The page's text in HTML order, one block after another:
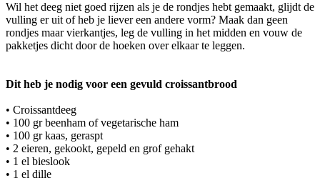
Wil het deeg niet goed rijzen als je de rondjes hebt gemaakt, glijdt de
vulling er uit of heb je liever een andere vorm? Maak dan geen
rondjes maar vierkantjes, leg de vulling in het midden en vouw de
pakketjes dicht door de hoeken over elkaar te leggen.
Dit heb je nodig voor een gevuld croissantbrood
• Croissantdeeg
• 100 gr beenham of vegetarische ham
• 100 gr kaas, geraspt
• 2 eieren, gekookt, gepeld en grof gehakt
• 1 el bieslook
• 1 el dille